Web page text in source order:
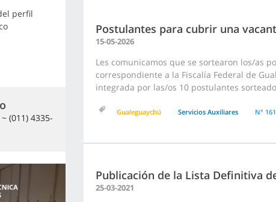
perfil
(011) 4335-
Postulantes para cubrir una
15-05-2026
Les comunicamos que se sortearon los/as
correspondiente a la Fiscalía Federal de
integrada por las/os 10 postulantes
Gualeguaychú Servicios Auxiliares N° 161
Publicación de la Lista Definitiva
25-03-2021